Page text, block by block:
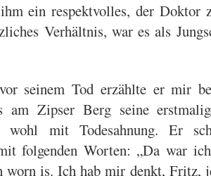
ein respektvolles, der Doktor
Verhältnis, war es als
seinem Tod erzählte er mir
am Zipser Berg seine
wohl mit Todesahnung. Er
folgenden Worten: „Da war
worn is. Ich hab mir denkt, Fritz,